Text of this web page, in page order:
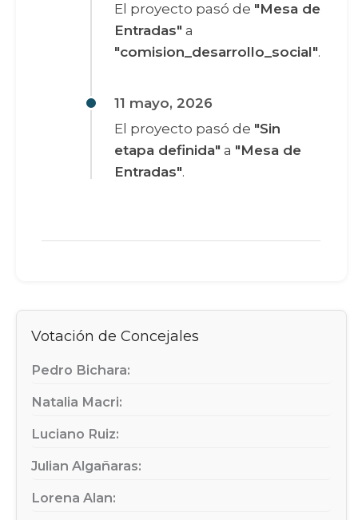
El proyecto pasó de "Mesa de
Entradas" a
"comision_desarrollo_social".
11 mayo, 2026
El proyecto pasó de "Sin
etapa definida" a "Mesa de
Entradas".
Votación de Concejales
Pedro Bichara:
Natalia Macri:
Luciano Ruiz:
Julian Algañaras:
Lorena Alan: